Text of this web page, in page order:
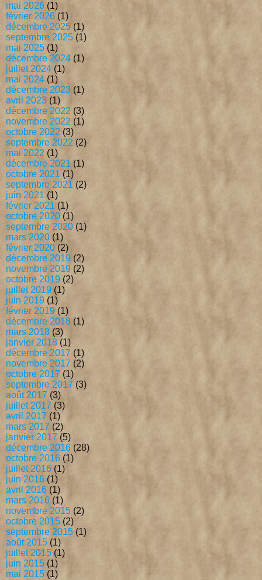
mai 2026 (1)
février 2026 (1)
décembre 2025(1)
septembre 2025 (1)
mai 2025 (1)
décembre 2024 (1)
juillet 2024 (1)
mai 2024 (1)
décembre 2023 (1)
avril 2023 (1)
décembre 2022 (3)
novembre 2022 (1)
octobre 2022 (3)
septembre 2022 (2)
mai 2022 (1)
décembre 2021(1)
octobre 2021 (1)
septembre 2021 (2)
juin 2021 (1)
février 2021 (1)
octobre 2020 (1)
septembre 2020 (1)
mars 2020 (1)
février 2020 (2)
décembre 2019 (2)
novembre 2019 (2)
octobre 2019 (2)
juillet 2019 (1)
juin 2019 (1)
février 2019 (1)
décembre 2018 (1)
mars 2018 (3)
janvier 2018 (1)
décembre 2017 (1)
novembre 2017 (2)
octobre 2017 (1)
septembre 2017 (3)
août 2017 (3)
juillet 2017 (3)
avril 2017 (1)
mars 2017 (2)
janvier 2017 (5)
décembre 2016 (28)
octobre 2016 (1)
juillet 2016 (1)
juin 2016 (1)
avril 2016 (1)
mars 2016 (1)
novembre 2015 (2)
octobre 2015 (2)
septembre 2015 (1)
août 2015 (1)
juillet 2015 (1)
juin 2015 (1)
mai 2015 (1)